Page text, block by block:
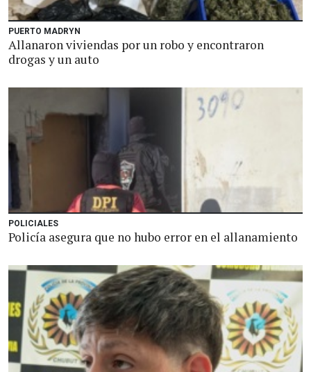
PUERTO MADRYN
Allanaron viviendas por un robo y encontraron
drogas y un auto
POLICIALES
Policía asegura que no hubo error en el allanamiento